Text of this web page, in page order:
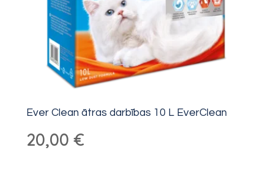
Ever Clean ātras darbības 10 L EverClean
20,00€